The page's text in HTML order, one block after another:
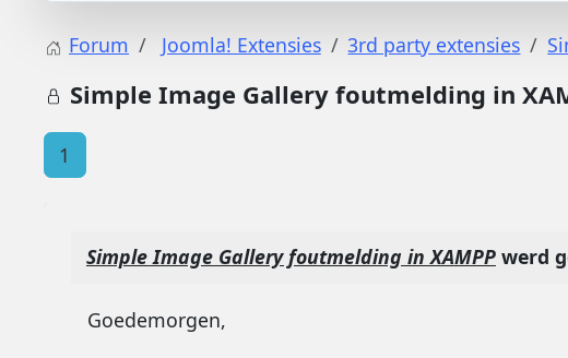
Forum Joomla! Extensies 3rd party extensies
Simple Image Gallery foutmelding in
1
Simple Image Gallery foutmelding in XAMPPwerd
Goedemorgen,